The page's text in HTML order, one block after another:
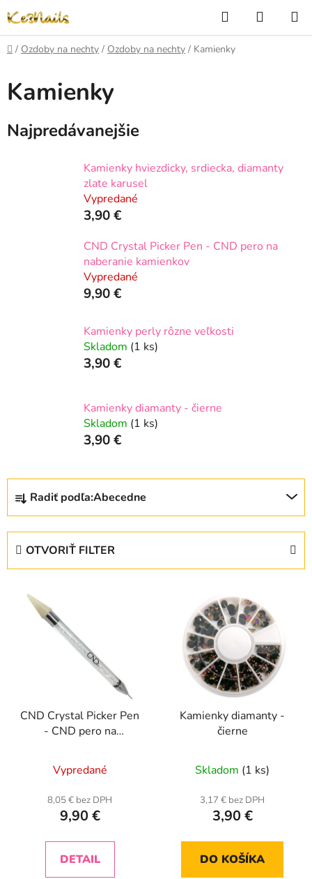
na
obsah
Hľadať
KOŠÍK
Domov
/ Ozdoby na nechty / Ozdoby na nechty / Kamienky
Kamienky
Najpredávanejšie
Kamienky hviezdicky, srdiecka, diamanty
zlate karusel
Vypredané
3,90 €
CND Crystal Picker Pen - CND pero na
naberanie kamienkov
Vypredané
9,90 €
Kamienky perly rôzne veľkosti
Skladom (1 ks)
3,90 €
Kamienky diamanty - čierne
Skladom (1 ks)
3,90 €
R
d
Radiť podľa:Abecedne
OTVORIŤ FILTER
CND Crystal Picker Pen
- CND pero na
Vypredané
8,05 € bez DPH
9,90 €
DETAIL
Kamienky diamanty -
čierne
Skladom (1 ks)
3,17 € bez DPH
3,90 €
DO KOŠÍKA